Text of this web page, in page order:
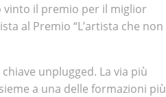
vinto il premio per il miglior
al Premio “L’artista che non
unplugged. La via più
a una delle formazioni più